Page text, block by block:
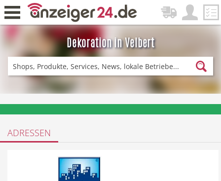
Dekoration in Velbert
Zurück
Fitness & Sport
DE-News News
ADRESSEN